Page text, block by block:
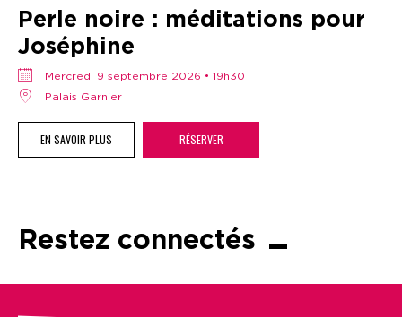
Perle noire : méditations pour
Joséphine
mercredi 9 septembre 2026 • 19h30
Palais Garnier
EN SAVOIR PLUS RÉSERVER
Restez connectés